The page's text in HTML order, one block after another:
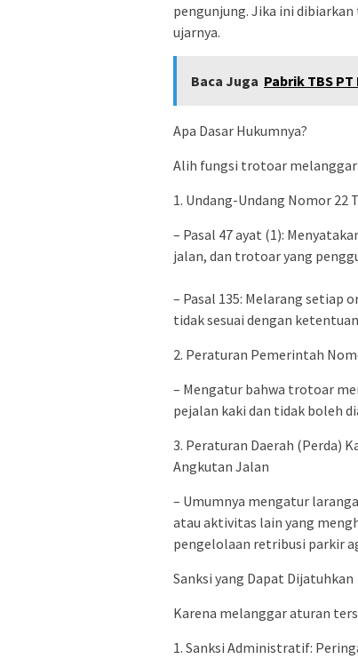
pengunjung. Jika ini
ujarnya.
Baca Juga Pabrik TBS
Apa Dasar Hukumnya?
Alih fungsi trotoar
1. Undang-Undang Nomor 22
– Pasal 47 ayat (1):
jalan, dan trotoar yang
– Pasal 135: Melarang setiap
tidak sesuai dengan
2. Peraturan Pemerintah
– Mengatur bahwa trotoar
pejalan kaki dan tidak boleh
3. Peraturan Daerah (Perda)
Angkutan Jalan
– Umumnya mengatur
atau aktivitas lain yang
pengelolaan retribusi parkir
Sanksi yang Dapat Dijatuhkan
Karena melanggar aturan
1. Sanksi Administratif: